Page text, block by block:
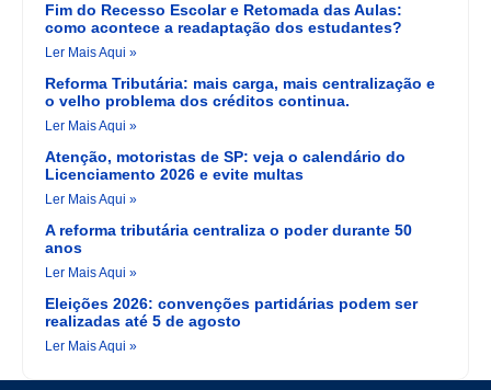
Fim do Recesso Escolar e Retomada das Aulas:
como acontece a readaptação dos estudantes?
Ler Mais Aqui »
Reforma Tributária: mais carga, mais centralização e
o velho problema dos créditos continua.
Ler Mais Aqui »
Atenção, motoristas de SP: veja o calendário do
Licenciamento 2026 e evite multas
Ler Mais Aqui »
A reforma tributária centraliza o poder durante 50
anos
Ler Mais Aqui »
Eleições 2026: convenções partidárias podem ser
realizadas até 5 de agosto
Ler Mais Aqui »